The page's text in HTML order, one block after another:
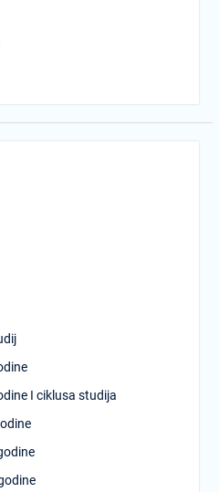
I ciklusa studija